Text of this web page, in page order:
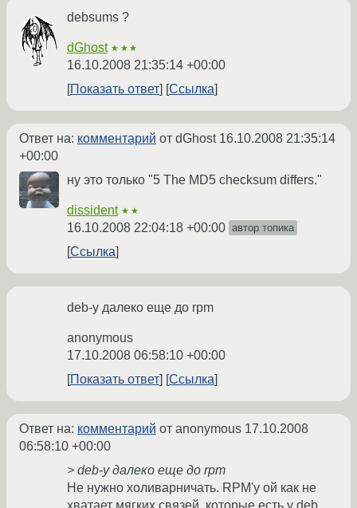
debsums ?
dGhost ★★★
16.10.2008 21:35:14 +00:00
Показать ответ
Ссылка
Ответ на: комментарий от dGhost 16.10.2008 21:35:14
+00:00
ну это только "5 The MD5 checksum differs."
dissident ★★
16.10.2008 22:04:18 +00:00 автор топика
Ссылка
deb-у далеко еще до rpm
anonymous
17.10.2008 06:58:10 +00:00
Показать ответ
Ссылка
Ответ на: комментарий от anonymous 17.10.2008
06:58:10 +00:00
> deb-у далеко еще до rpm
Не нужно холиварничать. RPM'у ой как не
хватает мягких связей, которые есть у deb.